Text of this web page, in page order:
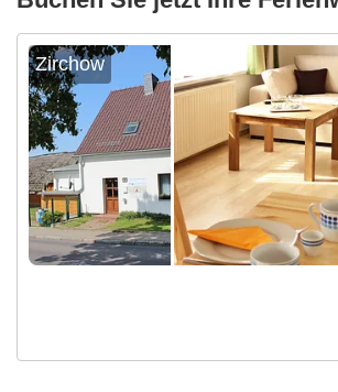
Zirchow